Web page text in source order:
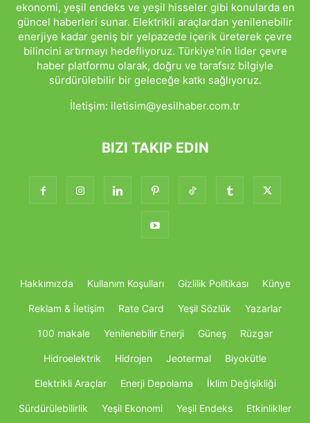
ekonomi, yeşil endeks ve yeşil hisseler gibi konularda en
güncel haberleri sunar. Elektrikli araçlardan yenilenebilir
enerjiye kadar geniş bir yelpazede içerik üreterek çevre
bilincini artırmayı hedefliyoruz. Türkiye'nin lider çevre
haber platformu olarak, doğru ve tarafsız bilgiyle
sürdürülebilir bir geleceğe katkı sağlıyoruz.
İletişim: iletisim@yesilhaber.com.tr
BIZI TAKIP EDIN
Hakkımızda Kullanım Koşulları Gizlilik Politikası Künye
Reklam & İletişim Rate Card Yeşil Sözlük Yazarlar
100 makale Yenilenebilir Enerji Güneş Rüzgar
Hidroelektrik Hidrojen Jeotermal Biyokütle
Elektrikli Araçlar Enerji Depolama İklim Değişikliği
Sürdürülebilirlik Yeşil Ekonomi Yeşil Endeks Etkinlikller